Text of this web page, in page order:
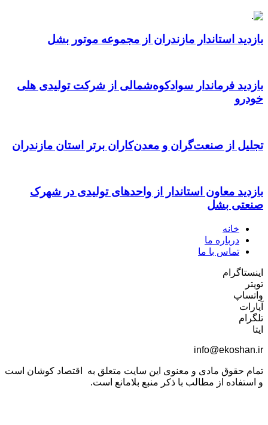
بازدید استاندار مازندران از مجموعه موتور بشل
بازدید فرماندار سوادکوه‌شمالی از شرکت تولیدی هلی
خودرو
تجلیل از صنعت‌گران و معدن‌کاران برتر استان مازندران
بازدید معاون استاندار از واحدهای تولیدی در شهرک
صنعتی بشل
خانه
درباره ما
تماس با ما
اینستاگرام
تویتر
واتساپ
آپارات
تلگرام
ایتا
info@ekoshan.ir
تمام حقوق مادی و معنوی این سایت متعلق به اقتصاد کوشان است
و استفاده از مطالب با ذکر منبع بلامانع است.